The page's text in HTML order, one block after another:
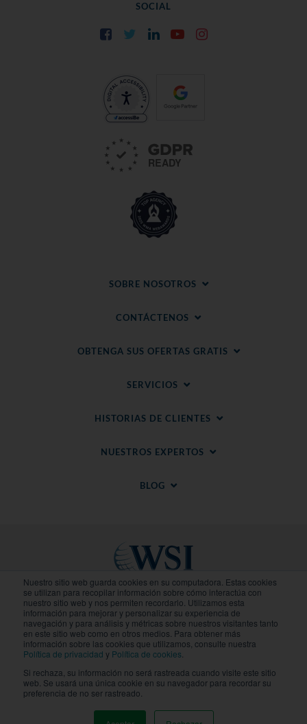
Nuestro sitio web guarda cookies en su computadora. Estas cookies
se utilizan para recopilar información sobre cómo interactúa con
nuestro sitio web y nos permiten recordarlo. Utilizamos esta
información para mejorar y personalizar su experiencia de
navegación y para análisis y métricas sobre nuestros visitantes tanto
en este sitio web como en otros medios. Para obtener más
información sobre las cookies que utilizamos, consulte nuestra
Política de privacidad y Política de cookies
Si rechaza, su información no será rastreada cuando visite este sitio
web. Se usará una única cookie en su navegador para recordar su
preferencia de no ser rastreado.
SOCIAL
FacebookTwitter LinkedInYouTube
SOBRE NOSOTROS
CONTÁCTENOS
OBTENGA SUS OFERTAS GRATIS
SERVICIOS
HISTORIAS DE CLIENTES
NUESTROS EXPERTOS
BLOG
© 2020-2026WSI. Todos los derechos reservados.
WSI ICE y WSI IM son marcas registradas.
Declaracion de Privacidad
agencia de WSI es independiente en propiedad y
operación.
Sitios Regionales